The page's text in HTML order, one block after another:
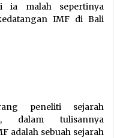
ia malah sepertinya
IMF di Bali
peneliti sejarah
dalam tulisannya
adalah sebuah sejarah